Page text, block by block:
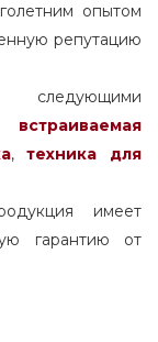
опытом
репутацию
следующими
встраиваемая
,
техника для
имеет
гарантию от